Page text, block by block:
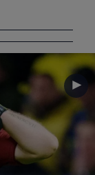
►